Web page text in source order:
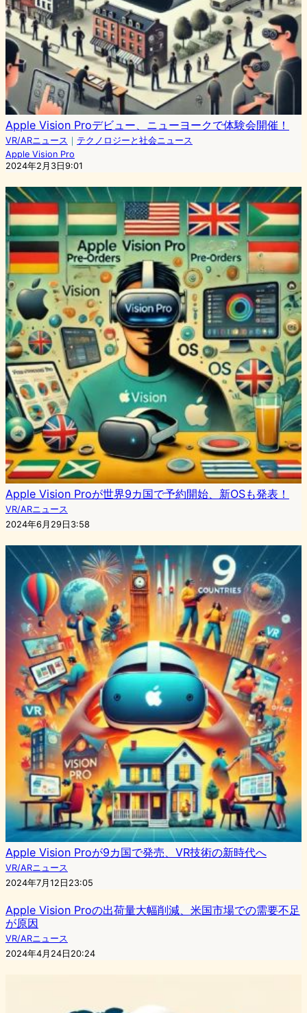
Apple Vision Proデビュー、ニューヨークで体験会開催！
VR/ARニュース ｜ テクノロジーと社会ニュース
Apple Vision Pro
2024年2月3日9:01
Apple Vision Proが世界9カ国で予約開始、新OSも発表！
VR/ARニュース
2024年6月29日3:58
Apple Vision Proが9カ国で発売、VR技術の新時代へ
VR/ARニュース
2024年7月12日23:05
Apple Vision Proの出荷量大幅削減、米国市場での需要不足
が原因
VR/ARニュース
2024年4月24日20:24